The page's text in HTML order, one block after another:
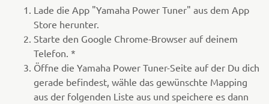
Lade die App "Yamaha Power Tuner" aus dem App
Store herunter.
Starte den Google Chrome-Browser auf deinem
Telefon. *
Öffne die Yamaha Power Tuner-Seite auf der Du dich
gerade befindest, wähle das gewünschte Mapping
aus der folgenden Liste aus und speichere es dann